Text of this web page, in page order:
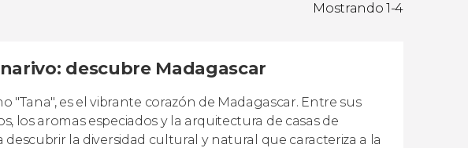
Mostrando 1-4
descubre Madagascar
es el vibrante corazón de Madagascar. Entre sus
los aromas especiados y la arquitectura de casas de
la diversidad cultural y natural que caracteriza a la